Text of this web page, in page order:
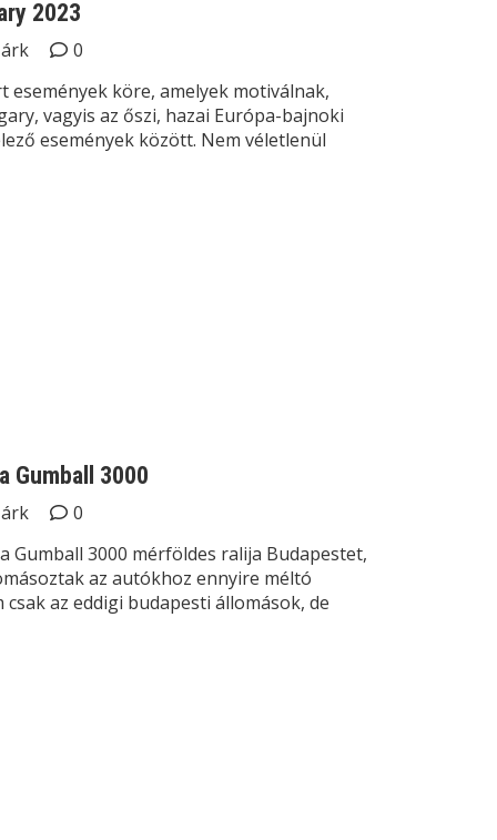
2023
0
események köre, amelyek motiválnak,
vagyis az őszi, hazai Európa-bajnoki
események között. Nem véletlenül
Gumball 3000
0
Gumball 3000 mérföldes ralija Budapestet,
az autókhoz ennyire méltó
az eddigi budapesti állomások, de